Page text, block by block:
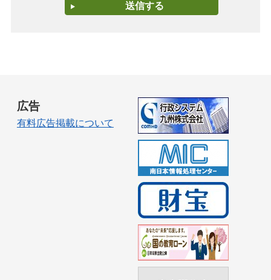
広告
有料広告掲載について